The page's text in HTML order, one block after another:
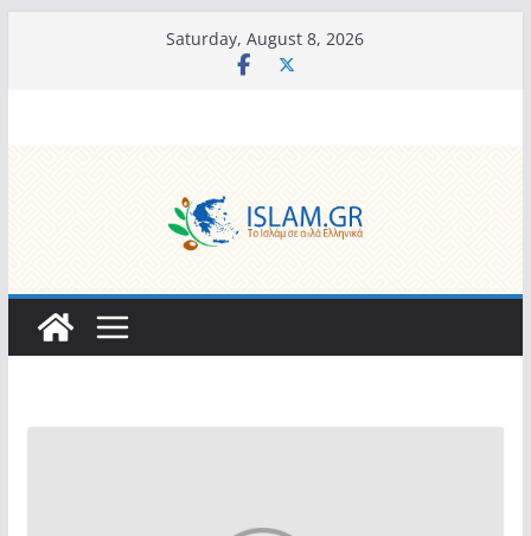
Saturday, August 8, 2026